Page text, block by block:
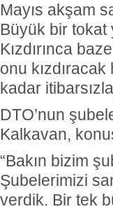
Mayıs akşam
Büyük bir tokat
Kızdırınca
onu
kadar
DTO’nun
Kalkavan,
“Bakın bizim
Şubelerimizi
verdik. Bir tek